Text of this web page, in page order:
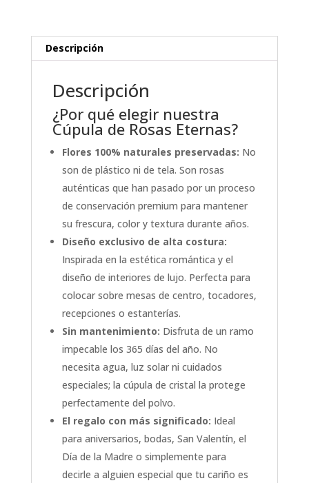
Descripción
Descripción
¿Por qué elegir nuestra
Cúpula de Rosas Eternas?
Flores 100% naturales preservadas: No
son de plástico ni de tela. Son rosas
auténticas que han pasado por un proceso
de conservación premium para mantener
su frescura, color y textura durante años.
Diseño exclusivo de alta costura:
Inspirada en la estética romántica y el
diseño de interiores de lujo. Perfecta para
colocar sobre mesas de centro, tocadores,
recepciones o estanterías.
Sin mantenimiento: Disfruta de un ramo
impecable los 365 días del año. No
necesita agua, luz solar ni cuidados
especiales; la cúpula de cristal la protege
perfectamente del polvo.
El regalo con más significado: Ideal
para aniversarios, bodas, San Valentín, el
Día de la Madre o simplemente para
decirle a alguien especial que tu cariño es